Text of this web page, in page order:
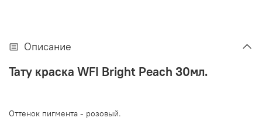
Описание
Тату краска WFI Bright Peach 30мл.
Оттенок пигмента - розовый.